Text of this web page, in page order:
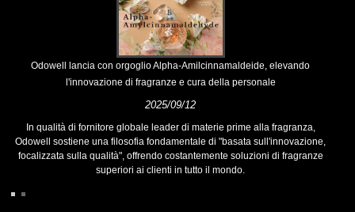
Odowell lancia con orgoglio Alpha-Amilcinnamaldeide, elevando
l'innovazione di fragranze e cura della personale
2025/09/12
In qualità di fornitore globale leader di materie prime alla fragranza,
Odowell sostiene una filosofia fondamentale di "basata sull'innovazione,
focalizzata sulla qualità", offrendo costantemente soluzioni di fragranze
superiori ai clienti in tutto il mondo.